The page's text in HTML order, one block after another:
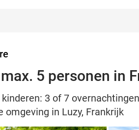
5 personen in
3 of 7
omgeving in Luzy, Frankrijk